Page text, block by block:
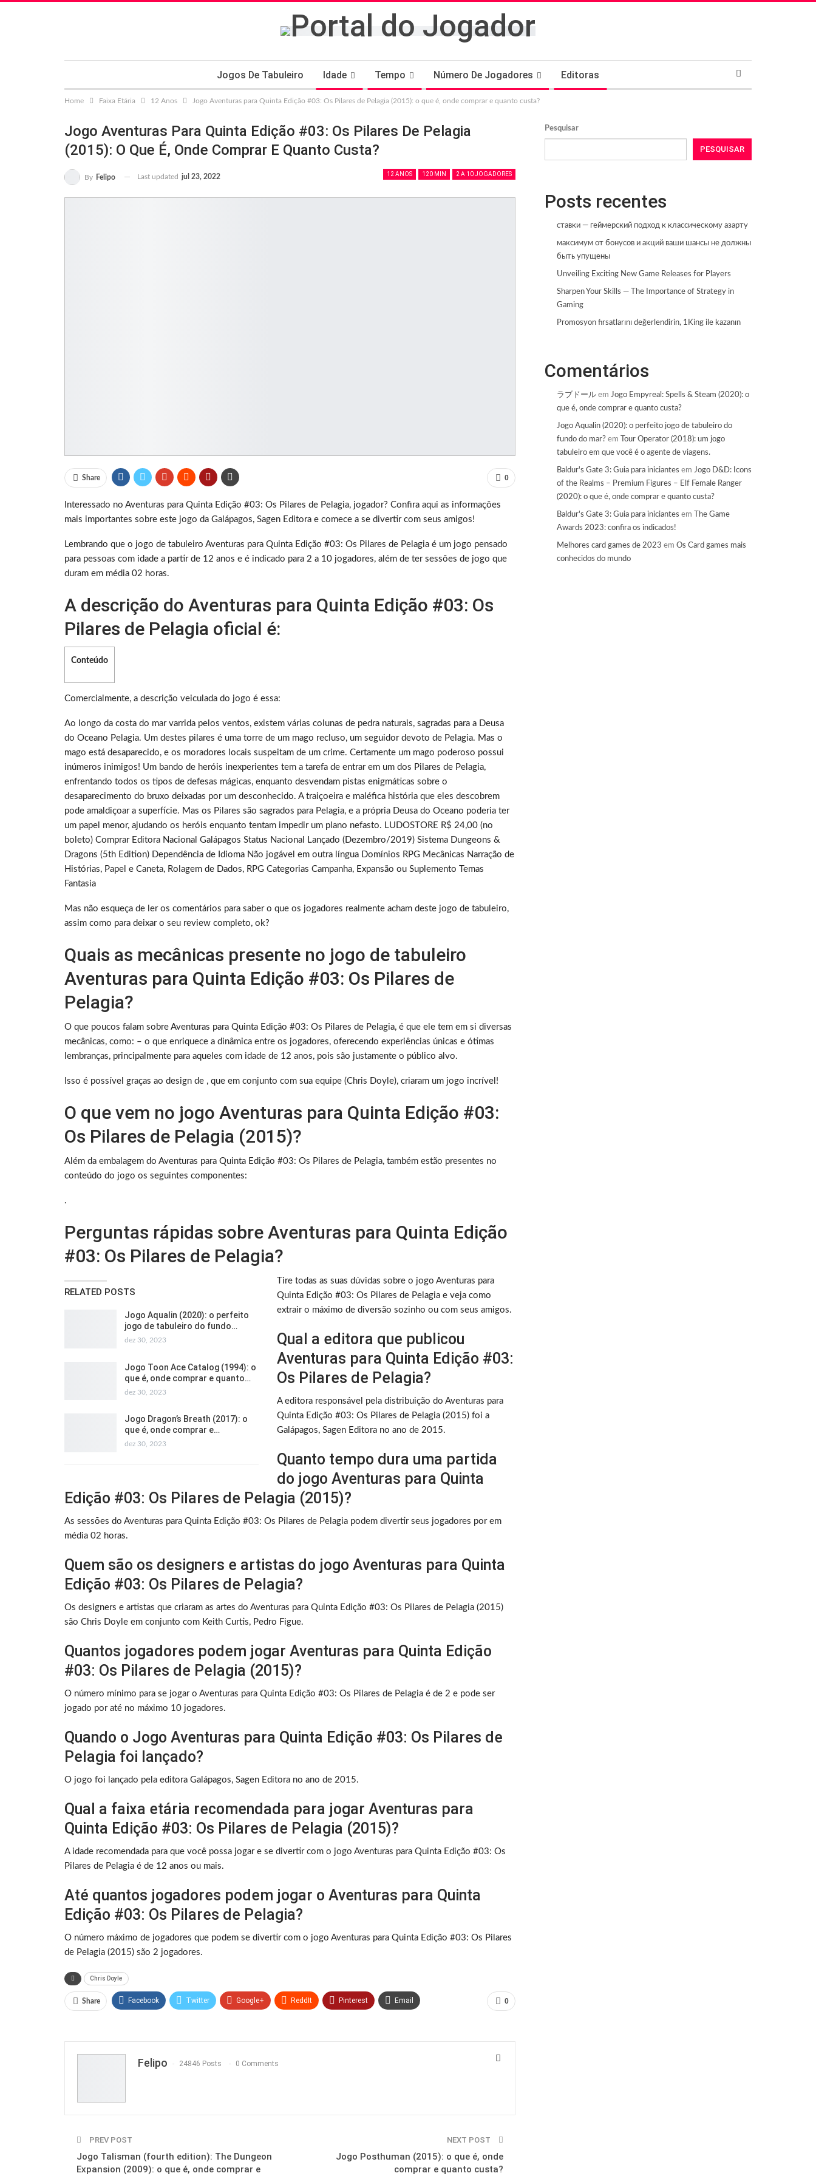
Jogos De Tabuleiro Idade Tempo Número De Jogadores Editoras
Home Faixa Etária 12 Anos Jogo Aventuras para Quinta Edição #03: Os Pilares de Pelagia (2015): o que é, onde comprar e quanto custa?
Jogo Aventuras Para Quinta Edição #03: Os Pilares De Pelagia
(2015): O Que É, Onde Comprar E Quanto Custa?
12 ANOS 120 MIN 2 A 10 JOGADORES
By Felipo Last updated jul 23, 2022
0
Share
Interessado no Aventuras para Quinta Edição #03: Os Pilares de Pelagia, jogador? Confira aqui as informações
mais importantes sobre este jogo da Galápagos, Sagen Editora e comece a se divertir com seus amigos!
Lembrando que o jogo de tabuleiro Aventuras para Quinta Edição #03: Os Pilares de Pelagia é um jogo pensado
para pessoas com idade a partir de 12 anos e é indicado para 2 a 10 jogadores, além de ter sessões de jogo que
duram em média 02 horas.
A descrição do Aventuras para Quinta Edição #03: Os
Pilares de Pelagia oficial é:
Conteúdo
Comercialmente, a descrição veiculada do jogo é essa:
Ao longo da costa do mar varrida pelos ventos, existem várias colunas de pedra naturais, sagradas para a Deusa
do Oceano Pelagia. Um destes pilares é uma torre de um mago recluso, um seguidor devoto de Pelagia. Mas o
mago está desaparecido, e os moradores locais suspeitam de um crime. Certamente um mago poderoso possui
inúmeros inimigos! Um bando de heróis inexperientes tem a tarefa de entrar em um dos Pilares de Pelagia,
enfrentando todos os tipos de defesas mágicas, enquanto desvendam pistas enigmáticas sobre o
desaparecimento do bruxo deixadas por um desconhecido. A traiçoeira e maléfica história que eles descobrem
pode amaldiçoar a superfície. Mas os Pilares são sagrados para Pelagia, e a própria Deusa do Oceano poderia ter
um papel menor, ajudando os heróis enquanto tentam impedir um plano nefasto. LUDOSTORE R$ 24,00 (no
boleto) Comprar Editora Nacional Galápagos Status Nacional Lançado (Dezembro/2019) Sistema Dungeons &
Dragons (5th Edition) Dependência de Idioma Não jogável em outra língua Domínios RPG Mecânicas Narração de
Histórias, Papel e Caneta, Rolagem de Dados, RPG Categorias Campanha, Expansão ou Suplemento Temas
Fantasia
Mas não esqueça de ler os comentários para saber o que os jogadores realmente acham deste jogo de tabuleiro,
assim como para deixar o seu review completo, ok?
Quais as mecânicas presente no jogo de tabuleiro
Aventuras para Quinta Edição #03: Os Pilares de
Pelagia?
O que poucos falam sobre Aventuras para Quinta Edição #03: Os Pilares de Pelagia, é que ele tem em si diversas
mecânicas, como: – o que enriquece a dinâmica entre os jogadores, oferecendo experiências únicas e ótimas
lembranças, principalmente para aqueles com idade de 12 anos, pois são justamente o público alvo.
Isso é possível graças ao design de , que em conjunto com sua equipe (Chris Doyle), criaram um jogo incrível!
O que vem no jogo Aventuras para Quinta Edição #03:
Os Pilares de Pelagia (2015)?
Além da embalagem do Aventuras para Quinta Edição #03: Os Pilares de Pelagia, também estão presentes no
conteúdo do jogo os seguintes componentes:
.
Perguntas rápidas sobre Aventuras para Quinta Edição
#03: Os Pilares de Pelagia?
RELATED POSTS
Jogo Aqualin (2020): o perfeito
jogo de tabuleiro do fundo…
dez 30, 2023
Jogo Toon Ace Catalog (1994): o
que é, onde comprar e quanto…
dez 30, 2023
Jogo Dragon’s Breath (2017): o
que é, onde comprar e…
dez 30, 2023
Tire todas as suas dúvidas sobre o jogo Aventuras para
Quinta Edição #03: Os Pilares de Pelagia e veja como
extrair o máximo de diversão sozinho ou com seus amigos.
Qual a editora que publicou
Aventuras para Quinta Edição #03:
Os Pilares de Pelagia?
A editora responsável pela distribuição do Aventuras para
Quinta Edição #03: Os Pilares de Pelagia (2015) foi a
Galápagos, Sagen Editora no ano de 2015.
Quanto tempo dura uma partida
do jogo Aventuras para Quinta
Edição #03: Os Pilares de Pelagia (2015)?
As sessões do Aventuras para Quinta Edição #03: Os Pilares de Pelagia podem divertir seus jogadores por em
média 02 horas.
Quem são os designers e artistas do jogo Aventuras para Quinta
Edição #03: Os Pilares de Pelagia?
Os designers e artistas que criaram as artes do Aventuras para Quinta Edição #03: Os Pilares de Pelagia (2015)
são Chris Doyle em conjunto com Keith Curtis, Pedro Figue.
Quantos jogadores podem jogar Aventuras para Quinta Edição
#03: Os Pilares de Pelagia (2015)?
O número mínimo para se jogar o Aventuras para Quinta Edição #03: Os Pilares de Pelagia é de 2 e pode ser
jogado por até no máximo 10 jogadores.
Quando o Jogo Aventuras para Quinta Edição #03: Os Pilares de
Pelagia foi lançado?
O jogo foi lançado pela editora Galápagos, Sagen Editora no ano de 2015.
Qual a faixa etária recomendada para jogar Aventuras para
Quinta Edição #03: Os Pilares de Pelagia (2015)?
A idade recomendada para que você possa jogar e se divertir com o jogo Aventuras para Quinta Edição #03: Os
Pilares de Pelagia é de 12 anos ou mais.
Até quantos jogadores podem jogar o Aventuras para Quinta
Edição #03: Os Pilares de Pelagia?
O número máximo de jogadores que podem se divertir com o jogo Aventuras para Quinta Edição #03: Os Pilares
de Pelagia (2015) são 2 jogadores.
Chris Doyle
0
Share Facebook Twitter Google+ ReddIt Pinterest Email
Felipo 24846 Posts 0 Comments
PREV POST
Jogo Talisman (fourth edition): The Dungeon
Expansion (2009): o que é, onde comprar e
NEXT POST
Jogo Posthuman (2015): o que é, onde
comprar e quanto custa?
Pesquisar
PESQUISAR
Posts recentes
ставки — геймерский подход к классическому азарту
максимум от бонусов и акций ваши шансы не должны
быть упущены
Unveiling Exciting New Game Releases for Players
Sharpen Your Skills — The Importance of Strategy in
Gaming
Promosyon fırsatlarını değerlendirin, 1King ile kazanın
Comentários
ラブドールem Jogo Empyreal: Spells & Steam (2020): o
que é, onde comprar e quanto custa?
Jogo Aqualin (2020): o perfeito jogo de tabuleiro do
fundo do mar?em
Tour Operator (2018): um jogo
tabuleiro em que você é o agente de viagens.
Baldur's Gate 3: Guia para iniciantes em Jogo D&D: Icons
of the Realms – Premium Figures – Elf Female Ranger
(2020): o que é, onde comprar e quanto custa?
Baldur's Gate 3: Guia para iniciantes em
The Game
Awards 2023: confira os indicados!
Melhores card games de 2023 em Os Card games mais
conhecidos do mundo